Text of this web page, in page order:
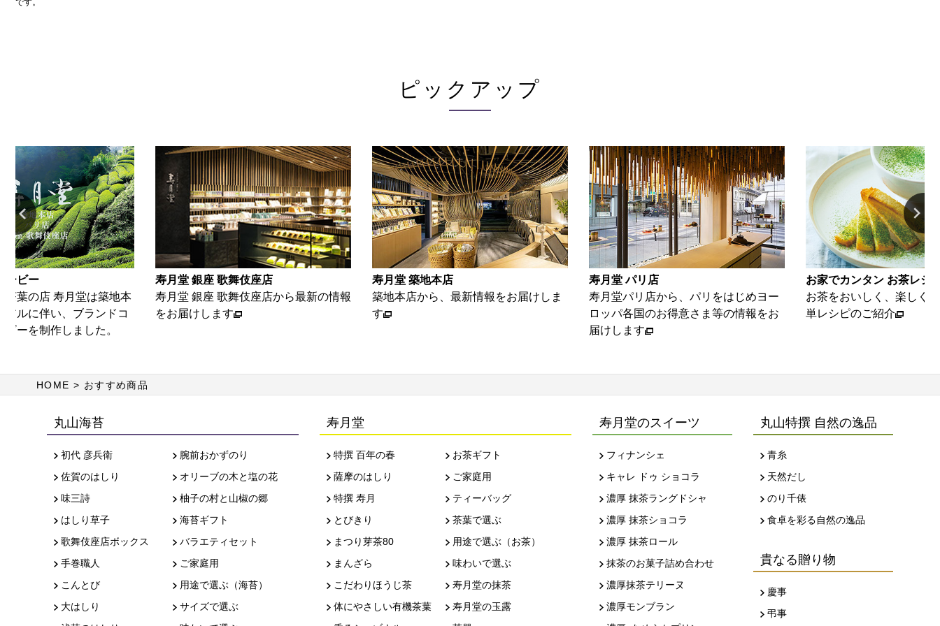
です。
ピックアップ
舞伎座店
舞伎座店から最新の情報
す
寿月堂 築地本店
築地本店から、最新情報をお届けしま
す
寿月堂 パリ店
寿月堂パリ店から、パリをはじめヨー
ロッパ各国のお得意さま等の情報をお
お家でカンタン お茶レシピ
お茶をおいしく、楽しくいただける簡
単レシピのご紹介
動画ギャラリー
海苔とお茶を、美味しく
ご紹介いたします
HOME おすすめ商品
丸山海苔
初代 彦兵衛
佐賀のはしり
味三詩
はしり草子
歌舞伎座店ボックス
手巻職人
こんとび
大はしり
腕前おかずのり
オリーブの木と塩の花
柚子の村と山椒の郷
海苔ギフト
バラエティセット
ご家庭用
用途で選ぶ（海苔）
サイズで選ぶ
寿月堂
特撰 百年の春
薩摩のはしり
特撰 寿月
とびきり
まつり芽茶80
まんざら
こだわりほうじ茶
体にやさしい有機茶葉
お茶ギフト
ご家庭用
ティーバッグ
茶葉で選ぶ
用途で選ぶ（お茶）
味わいで選ぶ
寿月堂の抹茶
寿月堂の玉露
寿月堂のスイーツ
フィナンシェ
キャレ ドゥ ショコラ
濃厚 抹茶ラングドシャ
濃厚 抹茶ショコラ
濃厚 抹茶ロール
抹茶のお菓子詰め合わせ
濃厚抹茶テリーヌ
濃厚モンブラン
丸山特撰 自然の逸品
青糸
天然だし
のり千俵
食卓を彩る自然の逸品
貴なる贈り物
慶事
弔事